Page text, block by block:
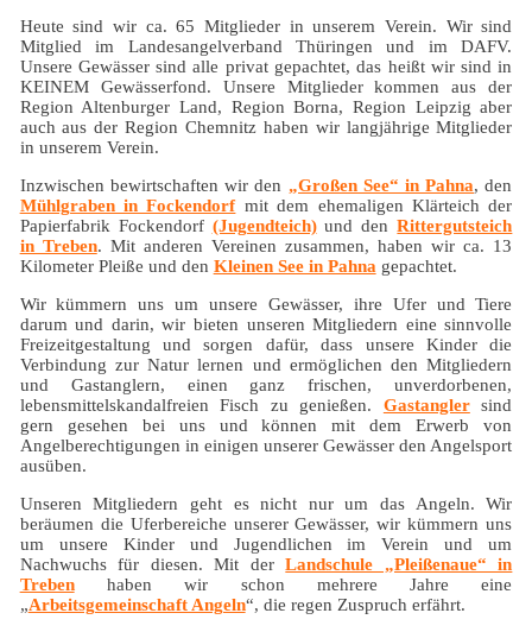
Heute sind wir ca. 65 Mitglieder in unserem Verein. Wir sind
Mitglied im Landesangelverband Thüringen und im DAFV.
Unsere Gewässer sind alle privat gepachtet, das heißt wir sind in
KEINEM Gewässerfond. Unsere Mitglieder kommen aus der
Region Altenburger Land, Region Borna, Region Leipzig aber
auch aus der Region Chemnitz haben wir langjährige Mitglieder
in unserem Verein.
Inzwischen bewirtschaften wir den „Großen See“ in Pahna, den
Mühlgraben in Fockendorfmit dem ehemaligen Klärteich der
Papierfabrik Fockendorf (Jugendteich)und denRittergutsteich
in Treben. Mit anderen Vereinen zusammen, haben wir ca. 13
Kilometer Pleiße und den Kleinen See in Pahnagepachtet.
Wir kümmern uns um unsere Gewässer, ihre Ufer und Tiere
darum und darin, wir bieten unseren Mitgliedern eine sinnvolle
Freizeitgestaltung und sorgen dafür, dass unsere Kinder die
Verbindung zur Natur lernen und ermöglichen den Mitgliedern
und Gastanglern, einen ganz frischen, unverdorbenen,
lebensmittelskandalfreien Fisch zu genießen. Gastanglersind
gern gesehen bei uns und können mit dem Erwerb von
Angelberechtigungen in einigen unserer Gewässer den Angelsport
ausüben.
Unseren Mitgliedern geht es nicht nur um das Angeln. Wir
beräumen die Uferbereiche unserer Gewässer, wir kümmern uns
um unsere Kinder und Jugendlichen im Verein und um
Nachwuchs für diesen. Mit derLandschule „Pleißenaue“ in
Trebenhaben wir schon mehrere Jahre eine
„Arbeitsgemeinschaft Angeln“, die regen Zuspruch erfährt.